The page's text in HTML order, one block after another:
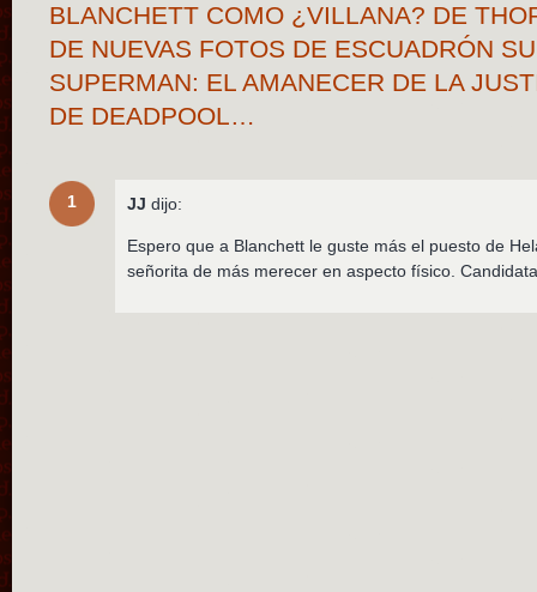
BLANCHETT COMO ¿VILLANA? DE
DE NUEVAS FOTOS DE ESCUADRÓN
SUPERMAN: EL AMANECER DE LA
DE DEADPOOL…
1 JJ dijo:
Espero que a Blanchett le guste más el puesto de
señorita de más merecer en aspecto físico.